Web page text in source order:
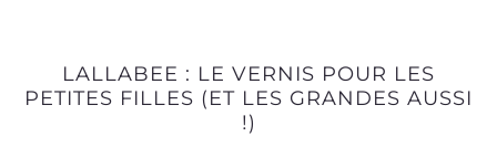
LALLABEE : LE VERNIS POUR LES
PETITES FILLES (ET LES GRANDES AUSSI
!)